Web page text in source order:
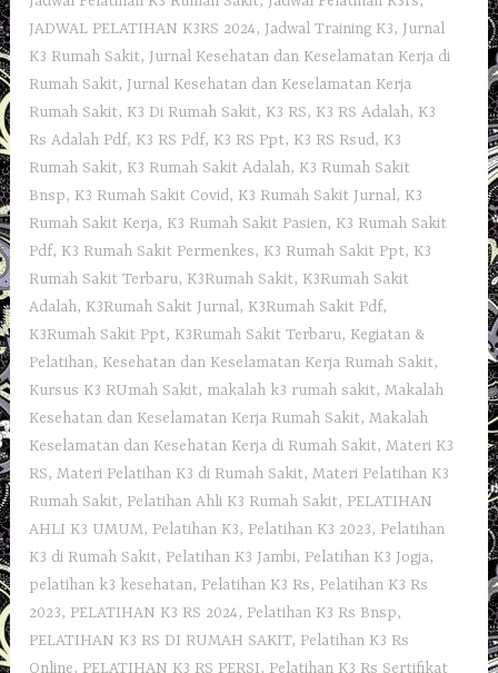
JADWAL PELATIHAN K3RS 2024, Jadwal Training K3, Jurnal
K3 Rumah Sakit, Jurnal Kesehatan dan Keselamatan Kerja di
Rumah Sakit, Jurnal Kesehatan dan Keselamatan Kerja
Rumah Sakit, K3 Di Rumah Sakit, K3 RS, K3 RS Adalah, K3
Rs Adalah Pdf, K3 RS Pdf, K3 RS Ppt, K3 RS Rsud, K3
Rumah Sakit, K3 Rumah Sakit Adalah, K3 Rumah Sakit
Bnsp, K3 Rumah Sakit Covid, K3 Rumah Sakit Jurnal, K3
Rumah Sakit Kerja, K3 Rumah Sakit Pasien, K3 Rumah Sakit
Pdf, K3 Rumah Sakit Permenkes, K3 Rumah Sakit Ppt, K3
Rumah Sakit Terbaru, K3Rumah Sakit, K3Rumah Sakit
Adalah, K3Rumah Sakit Jurnal, K3Rumah Sakit Pdf,
K3Rumah Sakit Ppt, K3Rumah Sakit Terbaru, Kegiatan &
Pelatihan, Kesehatan dan Keselamatan Kerja Rumah Sakit,
Kursus K3 RUmah Sakit, makalah k3 rumah sakit,Makalah
Kesehatan dan Keselamatan Kerja Rumah Sakit,Makalah
Keselamatan dan Kesehatan Kerja di Rumah Sakit,Materi K3
RS,Materi Pelatihan K3 di Rumah Sakit,Materi Pelatihan K3
Rumah Sakit, Pelatihan Ahli K3 Rumah Sakit, PELATIHAN
AHLI K3 UMUM, Pelatihan K3, Pelatihan K3 2023, Pelatihan
K3 di Rumah Sakit, Pelatihan K3 Jambi, Pelatihan K3 Jogja,
pelatihan k3 kesehatan, Pelatihan K3 Rs, Pelatihan K3 Rs
2023, PELATIHAN K3 RS 2024, Pelatihan K3 Rs Bnsp,
PELATIHAN K3 RS DI RUMAH SAKIT, Pelatihan K3 Rs
Online, PELATIHAN K3 RS PERSI, Pelatihan K3 Rs Sertifikat